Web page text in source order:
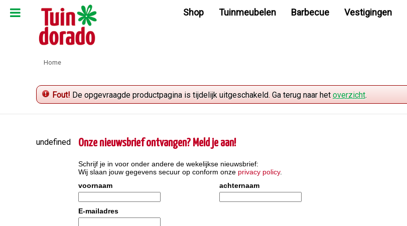
naar
Home
Shop Tuinmeubelen Barbecue Vestigingen
Fout! De opgevraagde productpagina is tijdelijk uitgeschakeld. Ga terug naar het overzicht.
undefined Onze nieuwsbrief ontvangen? Meld je aan!
Schrijf je in voor onder andere de wekelijkse nieuwsbrief:
Wij slaan jouw gegevens secuur op conform onze privacy policy.
voornaam
achternaam
E-mailadres